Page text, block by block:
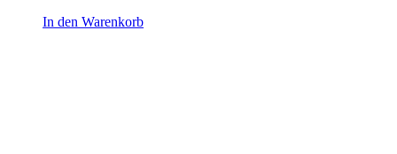
In den Warenkorb